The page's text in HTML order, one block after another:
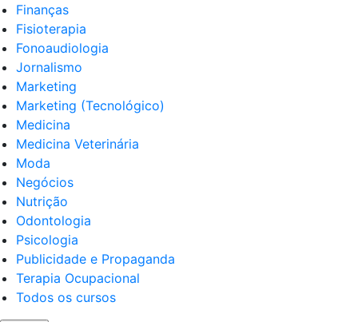
Finanças
Fisioterapia
Fonoaudiologia
Jornalismo
Marketing
Marketing (Tecnológico)
Medicina
Medicina Veterinária
Moda
Negócios
Nutrição
Odontologia
Psicologia
Publicidade e Propaganda
Terapia Ocupacional
Todos os cursos